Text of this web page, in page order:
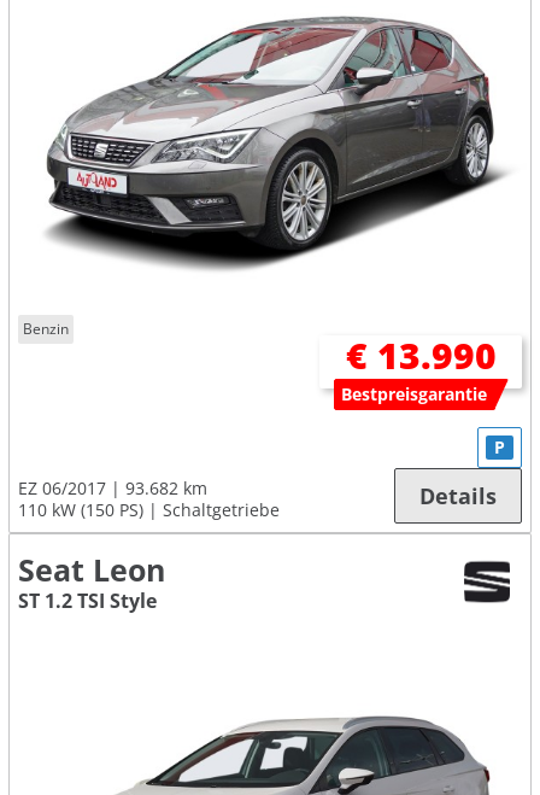
Benzin
€ 13.990
Bestpreisgarantie
EZ 06/2017
93.682 km
110 kW (150 PS)
Schaltgetriebe
P
Details
Seat Leon
ST 1.2 TSI Style